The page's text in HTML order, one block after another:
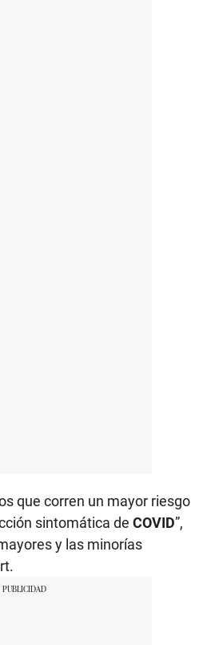
que corren un mayor riesgo
sintomática de COVID”,
y las minorías